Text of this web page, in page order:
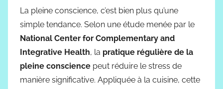
La pleine conscience, c’est bien plus qu’une
simple tendance. Selon une étude menée par le
National Center for Complementary and
Integrative Health, la pratique régulière de la
pleine conscience peut réduire le stress de
manière significative. Appliquée à la cuisine, cette